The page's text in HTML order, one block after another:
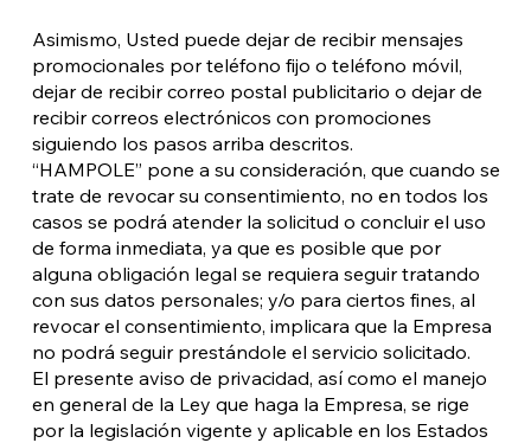
Asimismo, Usted puede dejar de recibir mensajes
promocionales por teléfono fijo o teléfono móvil,
dejar de recibir correo postal publicitario o dejar de
recibir correos electrónicos con promociones
siguiendo los pasos arriba descritos.
“HAMPOLE” pone a su consideración, que cuando se
trate de revocar su consentimiento, no en todos los
casos se podrá atender la solicitud o concluir el uso
de forma inmediata, ya que es posible que por
alguna obligación legal se requiera seguir tratando
con sus datos personales; y/o para ciertos fines, al
revocar el consentimiento, implicara que la Empresa
no podrá seguir prestándole el servicio solicitado.
El presente aviso de privacidad, así como el manejo
en general de la Ley que haga la Empresa, se rige
por la legislación vigente y aplicable en los Estados